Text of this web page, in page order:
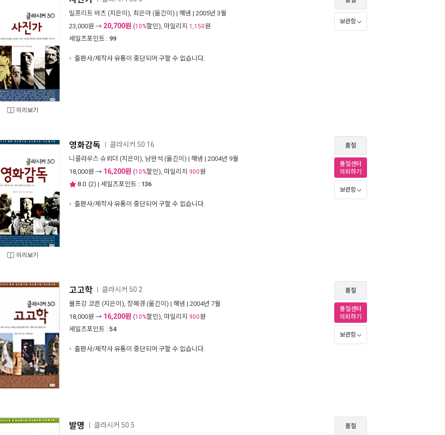
미리보기
빌프리트 바츠 (지은이), 최은아 (옮긴이) | 해냄 | 2005년 3월
23,000원 → 20,700원 (10%할인), 마일리지 1,150원
세일즈포인트 : 99
출판사/제작사 유통이 중단되어 구할 수 없습니다.
보관함
미리보기
영화감독 클라시커 50 16
니콜라우스 슈뢰더 (지은이), 남완석 (옮긴이) | 해냄 | 2004년 9월
18,000원 → 16,200원 (10%할인), 마일리지 900원
8.0 (2) | 세일즈포인트 : 136
출판사/제작사 유통이 중단되어 구할 수 없습니다.
품절
품절센터
의뢰하기
보관함
고고학 클라시커 50 2
볼프강 코른 (지은이), 장혜경 (옮긴이) | 해냄 | 2004년 7월
18,000원 → 16,200원 (10%할인), 마일리지 900원
세일즈포인트 : 54
출판사/제작사 유통이 중단되어 구할 수 없습니다.
품절
품절센터
의뢰하기
보관함
발명 클라시커 50 5 품절